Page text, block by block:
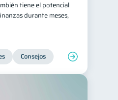
tiene el potencial
durante meses,
Consejos